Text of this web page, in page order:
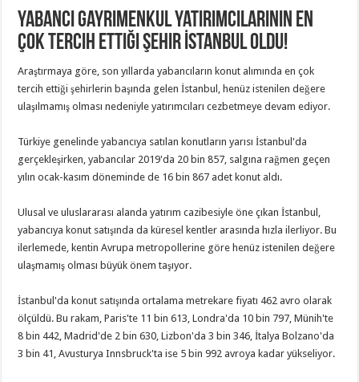
Yabancı Gayrimenkul yatırımcılarının en
çok tercih ettiği şehir İstanbul oldu!
Araştırmaya göre, son yıllarda yabancıların konut alımında en çok
tercih ettiği şehirlerin başında gelen İstanbul, henüz istenilen değere
ulaşılmamış olması nedeniyle yatırımcıları cezbetmeye devam ediyor.
Türkiye genelinde yabancıya satılan konutların yarısı İstanbul'da
gerçekleşirken, yabancılar 2019'da 20 bin 857, salgına rağmen geçen
yılın ocak-kasım döneminde de 16 bin 867 adet konut aldı.
Ulusal ve uluslararası alanda yatırım cazibesiyle öne çıkan İstanbul,
yabancıya konut satışında da küresel kentler arasında hızla ilerliyor. Bu
ilerlemede, kentin Avrupa metropollerine göre henüz istenilen değere
ulaşmamış olması büyük önem taşıyor.
İstanbul'da konut satışında ortalama metrekare fiyatı 462 avro olarak
ölçüldü. Bu rakam, Paris'te 11 bin 613, Londra'da 10 bin 797, Münih'te
8 bin 442, Madrid'de 2 bin 630, Lizbon'da 3 bin 346, İtalya Bolzano'da
3 bin 41, Avusturya Innsbruck'ta ise 5 bin 992 avroya kadar yükseliyor.